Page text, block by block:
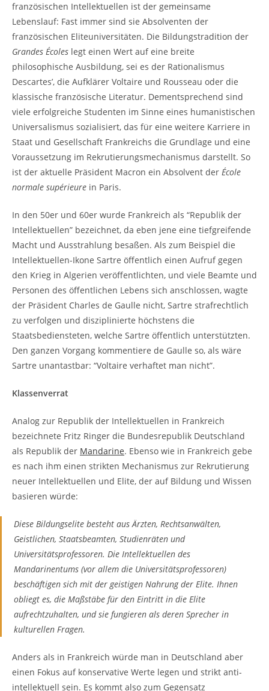
französischen Intellektuellen ist der gemeinsame
Lebenslauf: Fast immer sind sie Absolventen der
französischen Eliteuniversitäten. Die Bildungstradition der
Grandes Écoles legt einen Wert auf eine breite
philosophische Ausbildung, sei es der Rationalismus
Descartes’, die Aufklärer Voltaire und Rousseau oder die
klassische französische Literatur. Dementsprechend sind
viele erfolgreiche Studenten im Sinne eines humanistischen
Universalismus sozialisiert, das für eine weitere Karriere in
Staat und Gesellschaft Frankreichs die Grundlage und eine
Voraussetzung im Rekrutierungsmechanismus darstellt. So
ist der aktuelle Präsident Macron ein Absolvent der École
normale supérieure in Paris.
In den 50er und 60er wurde Frankreich als “Republik der
Intellektuellen” bezeichnet, da eben jene eine tiefgreifende
Macht und Ausstrahlung besaßen. Als zum Beispiel die
Intellektuellen-Ikone Sartre öffentlich einen Aufruf gegen
den Krieg in Algerien veröffentlichten, und viele Beamte und
Personen des öffentlichen Lebens sich anschlossen, wagte
der Präsident Charles de Gaulle nicht, Sartre strafrechtlich
zu verfolgen und disziplinierte höchstens die
Staatsbediensteten, welche Sartre öffentlich unterstützten.
Den ganzen Vorgang kommentiere de Gaulle so, als wäre
Sartre unantastbar: “Voltaire verhaftet man nicht”.
Klassenverrat
Analog zur Republik der Intellektuellen in Frankreich
bezeichnete Fritz Ringer die Bundesrepublik Deutschland
als Republik der Mandarine. Ebenso wie in Frankreich gebe
es nach ihm einen strikten Mechanismus zur Rekrutierung
neuer Intellektuellen und Elite, der auf Bildung und Wissen
basieren würde:
Diese Bildungselite besteht aus Ärzten, Rechtsanwälten,
Geistlichen, Staatsbeamten, Studienräten und
Universitätsprofessoren. Die Intellektuellen des
Mandarinentums (vor allem die Universitätsprofessoren)
beschäftigen sich mit der geistigen Nahrung der Elite. Ihnen
obliegt es, die Maßstäbe für den Eintritt in die Elite
aufrechtzuhalten, und sie fungieren als deren Sprecher in
kulturellen Fragen.
Anders als in Frankreich würde man in Deutschland aber
einen Fokus auf konservative Werte legen und strikt anti-
intellektuell sein. Es kommt also zum Gegensatz